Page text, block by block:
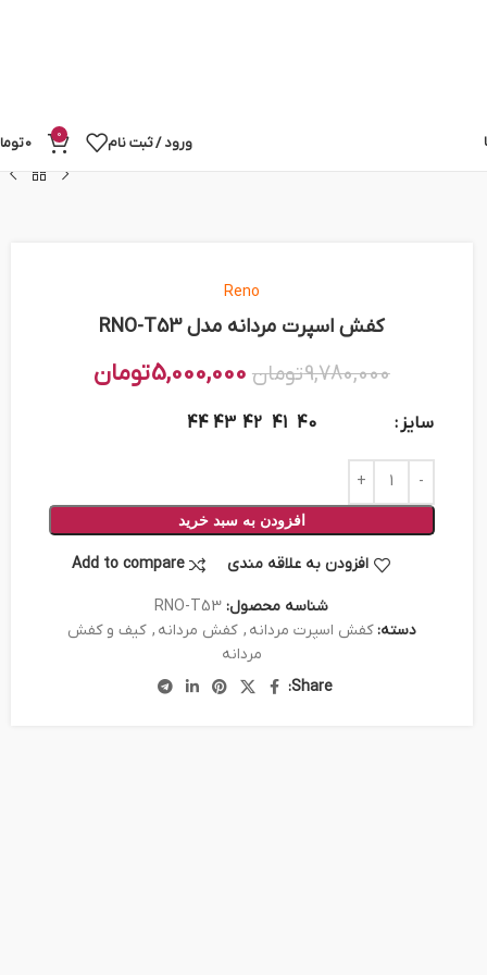
ورود / ثبت نام 0
0
Reno
کفش اسپرت مردانه مدل RNO-T53
9,780,000تومان 5,000,000تومان
سایز 40
41
42
43
44
افزودن به سبد خرید
افزودن به علاقه مندی Add to compare
شناسه محصول: RNO-T53
دسته: کفش اسپرت مردانه , کفش مردانه , کیف و کفش
مردانه
Share: